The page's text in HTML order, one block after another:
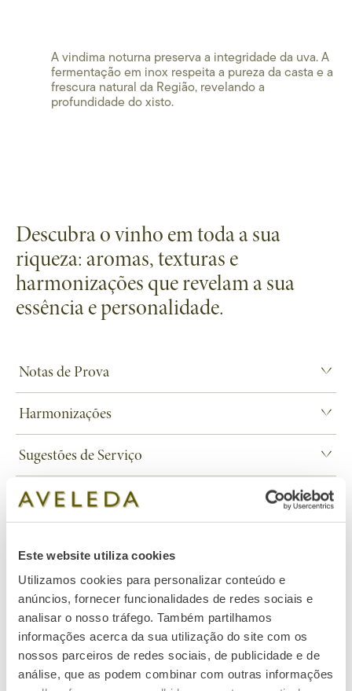
Este website utiliza cookies
Utilizamos cookies para personalizar conteúdo e
anúncios, fornecer funcionalidades de redes sociais e
analisar o nosso tráfego. Também partilhamos
informações acerca da sua utilização do site com os
nossos parceiros de redes sociais, de publicidade e de
análise, que as podem combinar com outras informações
A vindima noturna preserva a integridade da uva. A
fermentação em inox respeita a pureza da casta e a
frescura natural da Região, revelando a
profundidade do xisto.
Descubra o vinho em toda a sua
riqueza: aromas, texturas e
harmonizações que revelam a sua
essência e personalidade.
Notas de Prova
subtil que evoca pedra molhada.
Sabor: Aveludado e equilibrado, com frescura vibrante, notas de
manga e tangerina e toque mineral.
Harmonizações
intensidade e complexidade do vinho realçam todos os sabores.
Descobrir Vinho & Arte
Sugestões de Serviço
• Armazenar na horizontal, em local fresco e ao abrigo da luz
• Consumir até 10 anos após o engarrafamento
Download ficha técnica
No conhecimento profundo doterroir, a Aveleda
revela como granito e xisto conferem ao Alvarinho
diferentes profundidades e expressões.